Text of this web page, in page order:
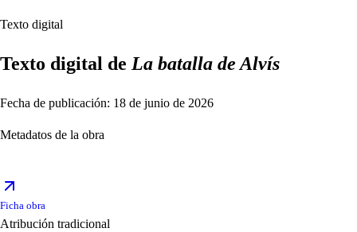
Texto digital
Texto digital de La batalla de Alvís
Fecha de publicación: 18 de junio de 2026
Metadatos de la obra
Ficha obra
Atribución tradicional